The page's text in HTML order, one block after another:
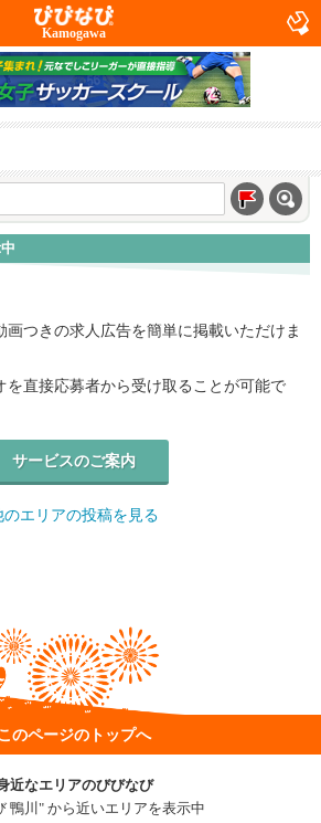
Kamogawa
つきの求人広告を簡単に掲載いただけま
を直接応募者から受け取ることが可能で
サービスのご案内
のエリアの投稿を見る
のページのトップへ
近なエリアのびびなび
鴨川" から近いエリアを表示中